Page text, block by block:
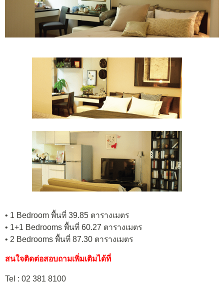
• 1 Bedroom พื้นที่ 39.85 ตารางเมตร
• 1+1 Bedrooms พื้นที่ 60.27 ตารางเมตร
• 2 Bedrooms พื้นที่ 87.30 ตารางเมตร
สนใจติดต่อสอบถามเพิ่มเติมได้ที่
Tel : 02 381 8100